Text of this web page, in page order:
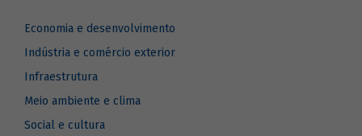
Economia e desenvolvimento
Indústria e comércio exterior
Infraestrutura
Meio ambiente e clima
Social e cultura